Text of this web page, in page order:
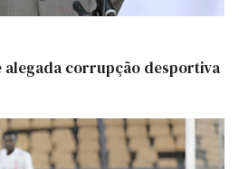
alegada corrupção desportiva